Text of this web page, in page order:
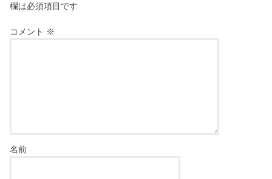
欄は必須項目です
コメント ※
名前